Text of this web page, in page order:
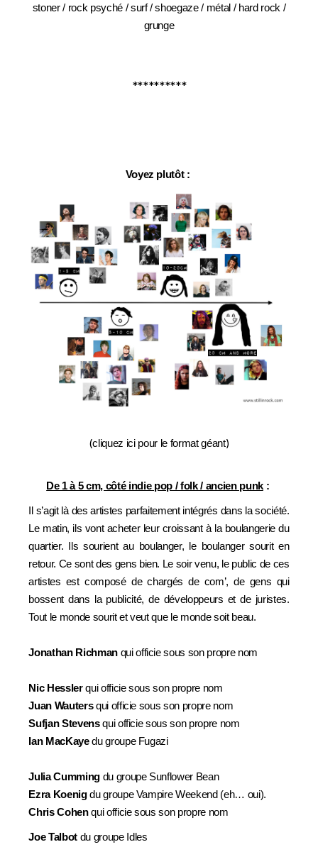
stoner / rock psyché / surf / shoegaze / métal / hard rock /
grunge
**********
Voyez plutôt :
(cliquez ici pour le format géant)
De 1 à 5 cm, côté indie pop / folk / ancien punk:
Il s’agit là des artistes parfaitement intégrés dans la société.
Le matin, ils vont acheter leur croissant à la boulangerie du
quartier. Ils sourient au boulanger, le boulanger sourit en
retour. Ce sont des gens bien. Le soir venu, le public de ces
artistes est composé de chargés de com’, de gens qui
bossent dans la publicité, de développeurs et de juristes.
Tout le monde sourit et veut que le monde soit beau.
Jonathan Richman qui officie sous son propre nom
Nic Hesslerqui officie sous son propre nom
Juan Wautersqui officie sous son propre nom
Sufjan Stevensqui officie sous son propre nom
Ian MacKayedu groupe Fugazi
Julia Cummingdu groupe Sunflower Bean
Ezra Koenigdu groupe Vampire Weekend (eh… oui).
Chris Cohen qui officie sous son propre nom
Joe Talbotdu groupe Idles